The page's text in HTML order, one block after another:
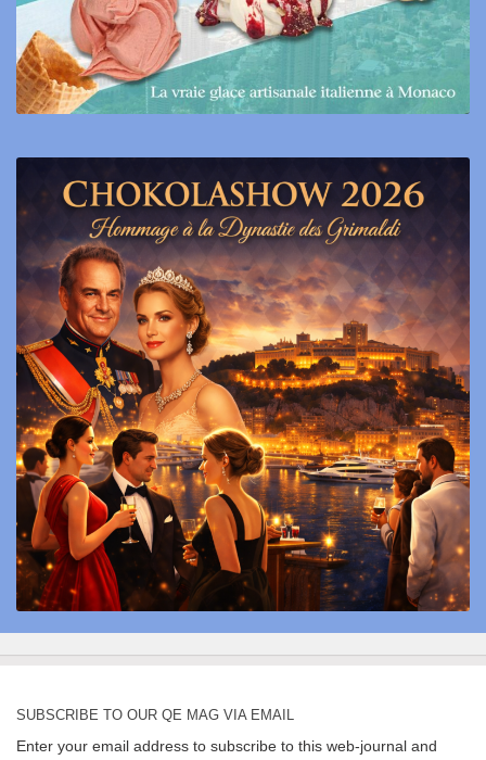
SUBSCRIBE TO OUR QE MAG VIA EMAIL
Enter your email address to subscribe to this web-journal and